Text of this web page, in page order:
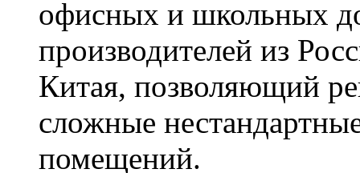
офисных и школьных
производителей из
Китая, позволяющий
сложные
помещений.